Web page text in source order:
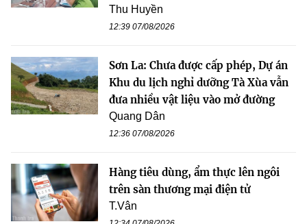
Thu Huyền
12:39 07/08/2026
Sơn La: Chưa được cấp phép, Dự án
Khu du lịch nghỉ dưỡng Tà Xùa vẫn
đưa nhiều vật liệu vào mở đường
Quang Dân
12:36 07/08/2026
Hàng tiêu dùng, ẩm thực lên ngôi
trên sàn thương mại điện tử
T.Vân